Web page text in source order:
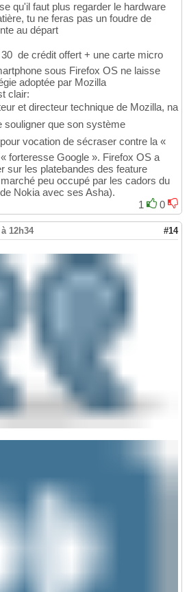
qu'il faut plus regarder le hardware
tu ne feras pas un foudre de
au départ
 de crédit offert + une carte micro
sous Firefox OS ne laisse
adoptée par Mozilla
clair:
et directeur technique de Mozilla, na
souligner que son système
pour vocation de sécraser contre la «
forteresse Google ». Firefox OS a
sur les platebandes des feature
peu occupé par les cadors du
Nokia avec ses Asha).
1
0
à 12h34 #14